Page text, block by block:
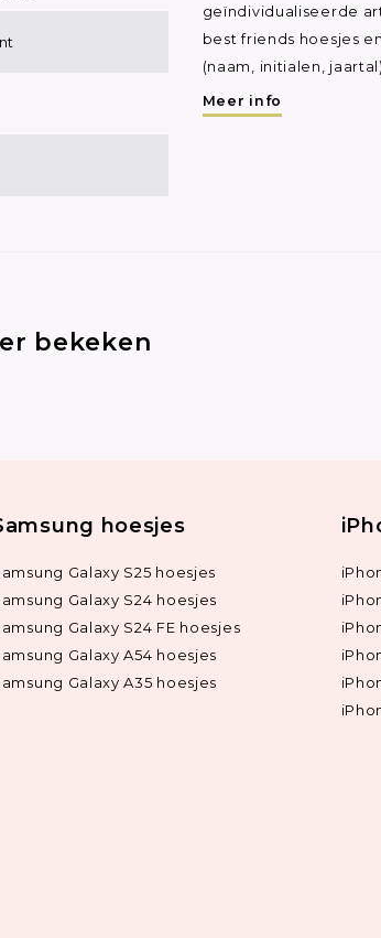
geïndividualiseerde
best friends hoesjes
(naam, initialen,
Meer info
bekeken
hoesjes
Galaxy S25 hoesjes
Galaxy S24 hoesjes
Galaxy S24 FE hoesjes
Galaxy A54 hoesjes
Galaxy A35 hoesjes